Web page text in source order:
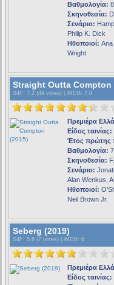
Βαθμολογία:
Σκηνοθεσία:
Σενάριο:
Philip K. Dick
Ηθοποιοί:
Wright
Straight Outta Compton
S4F : 7.2 (49 votes) | iMDB: 7.8
Πρεμιέρα
Είδος ταινίας:
Έτος πρώτης
Βαθμολογία:
Σκηνοθεσία:
Σενάριο:
Alan Wenkus,
Ηθοποιοί:
Neil Brown Jr.
Seberg (2019)
S4F : 5.8 (7 votes) | iMDB: 6
Πρεμιέρα
Είδος ταινίας: